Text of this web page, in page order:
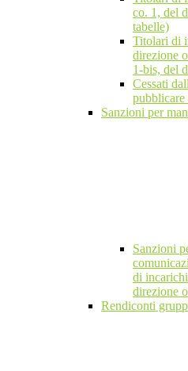
co. 1, del
tabelle)
Titolari di
direzione
1-bis, del
Cessati
Sanzioni per
Sanzioni
di
direzione
Rendiconti